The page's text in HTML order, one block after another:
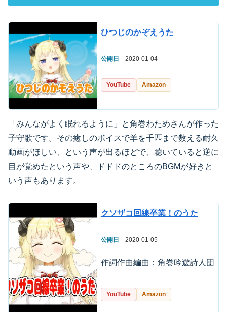
ひつじのかぞえうた
公開日 2020-01-04
YouTube Amazon
「みんながよく眠れるように」と角巻わためさんが作った
子守歌です。その癒しのボイスで羊を千匹まで数える耐久
動画がほしい、という声が出るほどで、聴いていると逆に
目が覚めたという声や、ドドドのところのBGMが好きと
いう声もあります。
クソザコ回線卒業！のうた
公開日 2020-01-05
作詞作曲編曲：角巻吟遊詩人団
YouTube Amazon